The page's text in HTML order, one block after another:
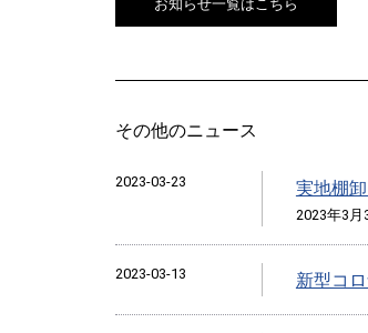
お知らせ一覧はこちら
その他のニュース
2023-03-23 実地棚
2023年3月
2023-03-13 新型コ